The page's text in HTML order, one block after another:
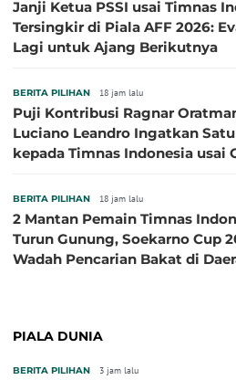
Janji Ketua PSSI usai Timnas
Tersingkir di Piala AFF 2026:
Lagi untuk Ajang Berikutnya
BERITA PILIHAN 18 jam lalu
Puji Kontribusi Ragnar
Luciano Leandro Ingatkan
kepada Timnas Indonesia usai
BERITA PILIHAN 18 jam lalu
2 Mantan Pemain Timnas
Turun Gunung, Soekarno Cup
Wadah Pencarian Bakat di
PIALA DUNIA
BERITA PILIHAN 3 jam lalu